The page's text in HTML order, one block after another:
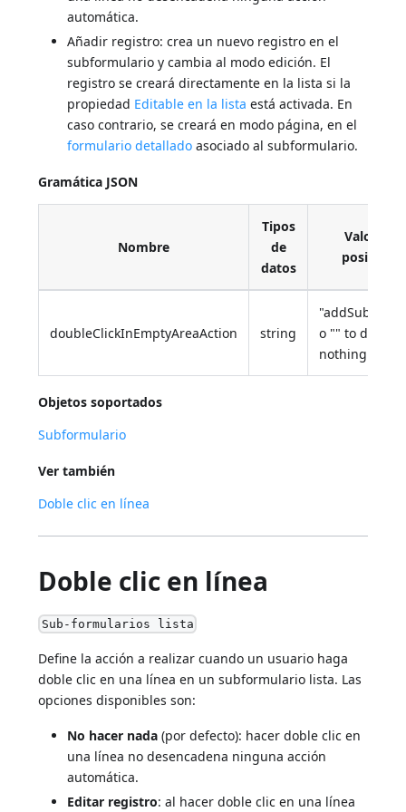
automática.
Añadir registro: crea un nuevo registro en el
subformulario y cambia al modo edición. El
registro se creará directamente en la lista si la
propiedad Editable en la lista está activada. En
caso contrario, se creará en modo página, en el
formulario detallado asociado al subformulario.
Gramática JSON
Nombre
Tipos
de
datos
Valores
posibles
doubleClickInEmptyAreaAction string
o "" to do
nothing
Objetos soportados
Subformulario
Ver también
Doble clic en línea
Doble clic en línea
Sub-formularios lista
Define la acción a realizar cuando un usuario haga
doble clic en una línea en un subformulario lista. Las
opciones disponibles son:
No hacer nada (por defecto): hacer doble clic en
una línea no desencadena ninguna acción
automática.
Editar registro: al hacer doble clic en una línea